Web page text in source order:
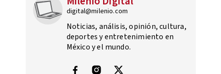
digital@milenio.com
Noticias, análisis, opinión, cultura,
deportes y entretenimiento en
México y el mundo.